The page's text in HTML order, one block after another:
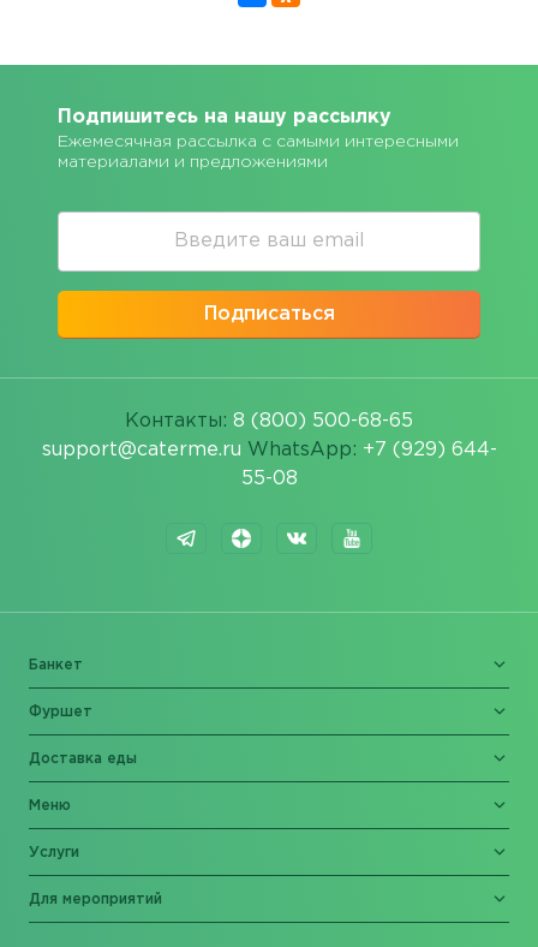
Подпишитесь на нашу рассылку
Ежемесячная рассылка с самыми интересными
материалами и предложениями
Подписаться
Контакты: 8 (800) 500-68-65
support@caterme.ru WhatsApp: +7 (929) 644-
55-08
Банкет
Фуршет
Доставка еды
Меню
Услуги
Для мероприятий